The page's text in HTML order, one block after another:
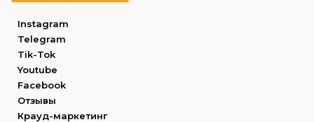
Instagram
Telegram
Tik-Tok
Youtube
Facebook
Отзывы
Крауд-маркетинг